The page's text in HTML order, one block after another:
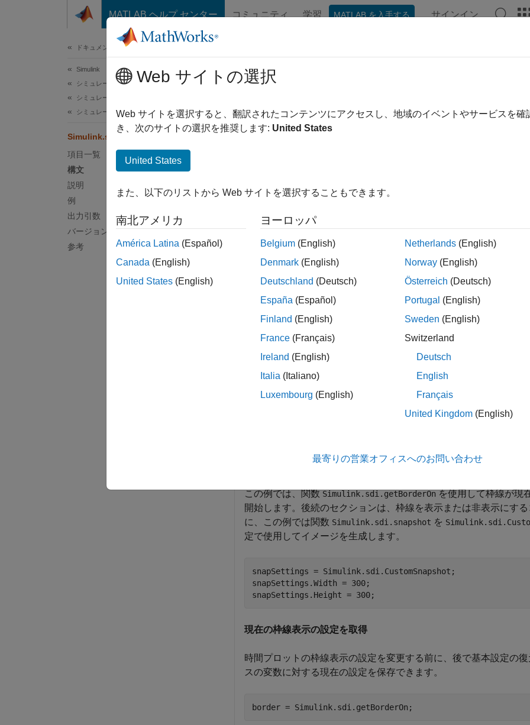
コンテンツへスキップ
MATLAB ヘルプ センター コミュニティ 学習 MATLAB を入手する サインイン
ドキュメンテーションのホーム
Simulink
シミュレーション
シミュレーション結果の表示と解析
シミュレーション結果の解析
Simulink.sdi.getBorderOn
項目一覧
構文
説明
例
出力引数
バージョン履歴
参考
Simulink.sdi.getBorderOn
時間プロットの枠線表示の設定を取得
説明
= Simulink.sdi.getBorderOn
は、シミュレーション データ
[時間プロット] セクションにある
設定の値に対応し
トに適用されます。既定では、シミュレーション データ インスペク
時間プロットの枠線表示を構成
を使用して、シミュレーション
表示または非表示にできます。既定では、シミュレーション デー
この例では、関数 Simulink.sdi.getBorderOn を使用して枠線が現
開始します。後続のセクションは、枠線を表示または非表示にす
に、この例では関数 Simulink.sdi.snapshot を
定で使用してイメージを生成します。
snapSettings = Simulink.sdi.CustomSnapshot;
snapSettings.Width = 300;
snapSettings.Height = 300;
現在の枠線表示の設定を取得
時間プロットの枠線表示の設定を変更する前に、後で基本設定の
スの変数に対する現在の設定を保存できます。
border = Simulink.sdi.getBorderOn;
Web サイトの選択
Web サイトを選択すると、翻訳されたコンテンツにアクセスし、地域のイベントやサービスを
き、次のサイトの選択を推奨します: United States
United States
また、以下のリストから Web サイトを選択することもできます。
南北アメリカ
América Latina (Español)
Canada (English)
United States (English)
ヨーロッパ
Belgium (English)
Denmark (English)
Deutschland (Deutsch)
España (Español)
Finland (English)
France (Français)
Ireland (English)
Italia (Italiano)
Luxembourg (English)
Netherlands (English)
Norway (English)
Österreich (Deutsch)
Portugal (English)
Sweden (English)
Switzerland
Deutsch
English
Français
United Kingdom (English)
最寄りの営業オフィスへのお問い合わせ